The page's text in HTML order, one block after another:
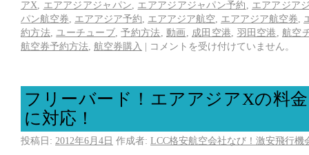
アX
エアアジアジャパン エアアジアジャパン予約
エアアジア
パン航空券
エアアジア予約 エアアジア航空 エアアジア航空券
約方法, ユーチューブ ,予約方法 動画 成田空港 羽田空港 ,航空
航空券予約方法 航空券購入 | コメントを受け付けていません。
フリーバード！エアアジアXの料
に対応！
投稿日: 2012年6月4日 作成者: LCC格安航空会社なび！激安飛行機